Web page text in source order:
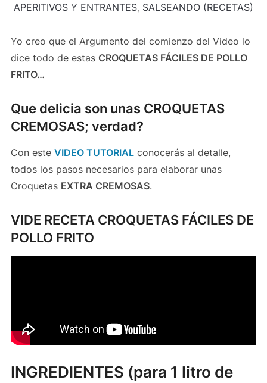
APERITIVOS Y ENTRANTES, SALSEANDO (RECETAS)
Yo creo que el Argumento del comienzo del Video lo
dice todo de estas CROQUETAS FÁCILES DE POLLO
FRITO…
Que delicia son unas CROQUETAS
CREMOSAS; verdad?
Con este VIDEO TUTORIALconocerás al detalle,
todos los pasos necesarios para elaborar unas
Croquetas EXTRA CREMOSAS.
VIDE RECETA CROQUETAS FÁCILES DE
POLLO FRITO
INGREDIENTES (para 1 litro de